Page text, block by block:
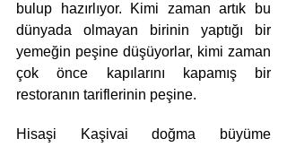
bulup hazırlıyor. Kimi zaman artık bu
dünyada olmayan birinin yaptığı bir
yemeğin peşine düşüyorlar, kimi zaman
çok önce kapılarını kapamış bir
restoranın tariflerinin peşine.
Hisaşi Kaşivai doğma büyüme